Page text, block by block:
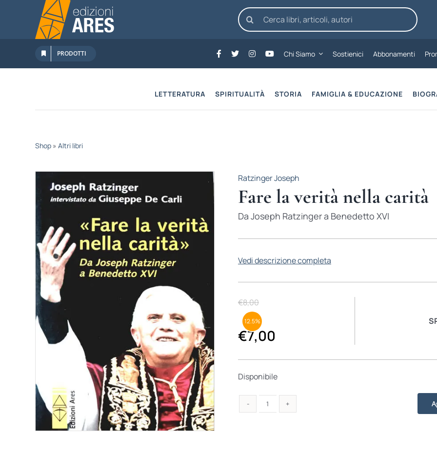
contenuto
Cerca
per:
PRODOTTI Chi Siamo Sostienici Abbonamenti
LETTERATURA SPIRITUALITÀ STORIA FAMIGLIA & EDUCAZIONE
Shop» Altri libri
Ratzinger Joseph
Fare la verità nella carità
Da Joseph Ratzinger a Benedetto XVI
Vedi descrizione completa
€8,00
€7,00
12.5%
Disponibile
Fare